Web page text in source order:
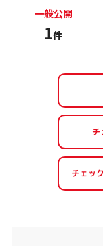
一般公開
1件